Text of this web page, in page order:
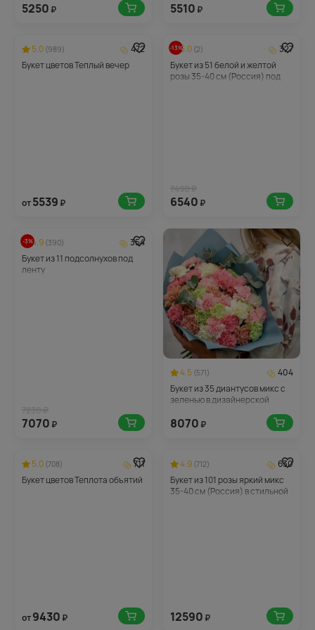
5250 ₽ 5510 ₽
5.0 (989)
472
Букет цветов Теплый вечер
от5539 ₽
-13%5.0 (2)
327
Букет из 51 белой и желтой
розы 35-40 см (Россия) под
6540 ₽
-3%4.9 (390)
354
Букет из 11 подсолнухов под
ленту
7070 ₽
4.5 (571)
404
Букет из 35 диантусов микс с
зеленью в дизайнерской
8070 ₽
5.0 (708)
711
Букет цветов Теплота объятий
от9430 ₽
4.9 (712)
630
Букет из 101 розы яркий микс
35-40 см (Россия) в стильной
12590 ₽